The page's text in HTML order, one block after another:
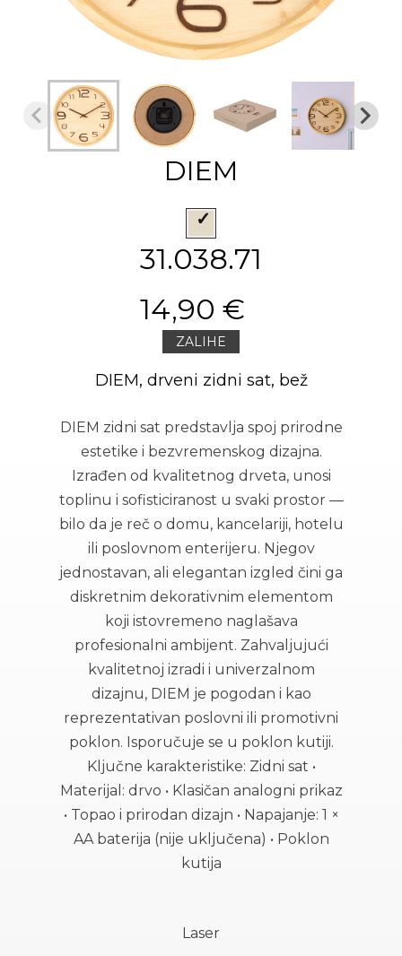
DIEM
31.038.71
14,90 €
ZALIHE
DIEM, drveni zidni sat, bež
DIEM zidni sat predstavlja spoj prirodne
estetike i bezvremenskog dizajna.
Izrađen od kvalitetnog drveta, unosi
toplinu i sofisticiranost u svaki prostor —
bilo da je reč o domu, kancelariji, hotelu
ili poslovnom enterijeru. Njegov
jednostavan, ali elegantan izgled čini ga
diskretnim dekorativnim elementom
koji istovremeno naglašava
profesionalni ambijent. Zahvaljujući
kvalitetnoj izradi i univerzalnom
dizajnu, DIEM je pogodan i kao
reprezentativan poslovni ili promotivni
poklon. Isporučuje se u poklon kutiji.
Ključne karakteristike: Zidni sat •
Materijal: drvo • Klasičan analogni prikaz
• Topao i prirodan dizajn • Napajanje: 1 ×
AA baterija (nije uključena) • Poklon
kutija
Laser